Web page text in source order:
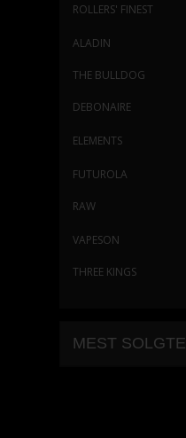
ROLLERS' FINEST
ALADIN
THE BULLDOG
DEBONAIRE
ELEMENTS
FUTUROLA
RAW
VAPESON
THREE KINGS
MEST SOLGTE